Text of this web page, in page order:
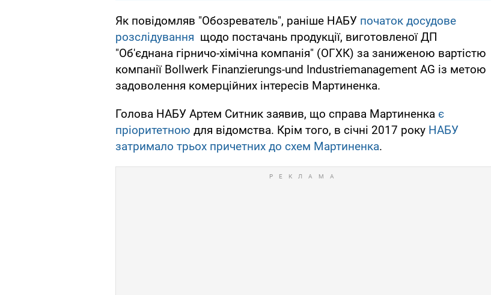
Як повідомляв "Обозреватель", раніше НАБУ початок досудове
розслідування щодо постачань продукції, виготовленої ДП
"Об'єднана гірничо-хімічна компанія" (ОГХК) за заниженою вартістю
компанії Bollwerk Finanzierungs-und Industriemanagement AG із метою
задоволення комерційних інтересів Мартиненка.
Голова НАБУ Артем Ситник заявив, що справа Мартиненка є
пріоритетною для відомства. Крім того, в січні 2017 року НАБУ
затримало трьох причетних до схем Мартиненка.